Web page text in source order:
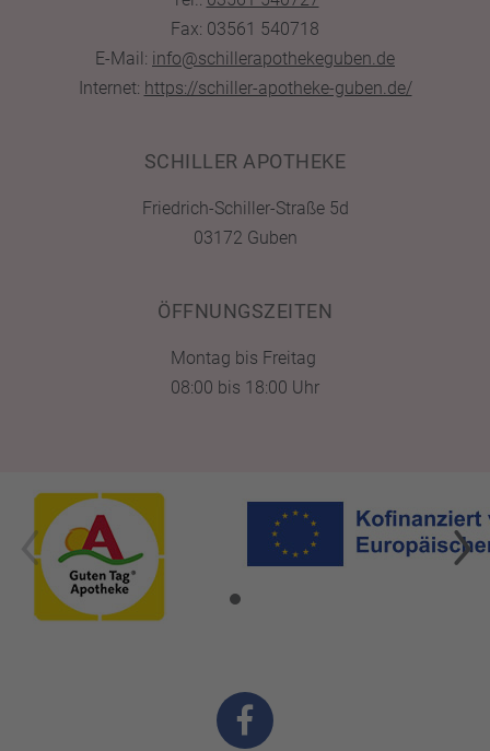
Fax: 03561 540718
E-Mail: info@schillerapothekeguben.de
Internet: https://schiller-apotheke-guben.de/
SCHILLER APOTHEKE
Friedrich-Schiller-Straße 5d
03172 Guben
ÖFFNUNGSZEITEN
Montag bis Freitag
08:00 bis 18:00 Uhr